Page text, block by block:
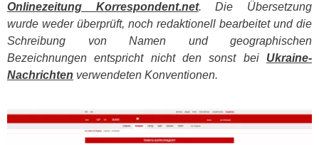
Onlinezeitung Korrespondent.net. Die Übersetzung
wurde weder überprüft, noch redaktionell bearbeitet und die
Schreibung von Namen und geographischen
Bezeichnungen entspricht nicht den sonst bei Ukraine-
Nachrichten verwendeten Konventionen.